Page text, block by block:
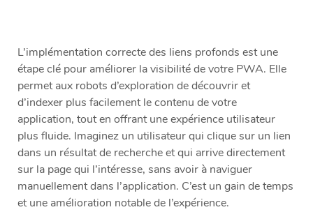
L’implémentation correcte des liens profonds est une
étape clé pour améliorer la visibilité de votre PWA. Elle
permet aux robots d’exploration de découvrir et
d’indexer plus facilement le contenu de votre
application, tout en offrant une expérience utilisateur
plus fluide. Imaginez un utilisateur qui clique sur un lien
dans un résultat de recherche et qui arrive directement
sur la page qui l’intéresse, sans avoir à naviguer
manuellement dans l’application. C’est un gain de temps
et une amélioration notable de l’expérience.